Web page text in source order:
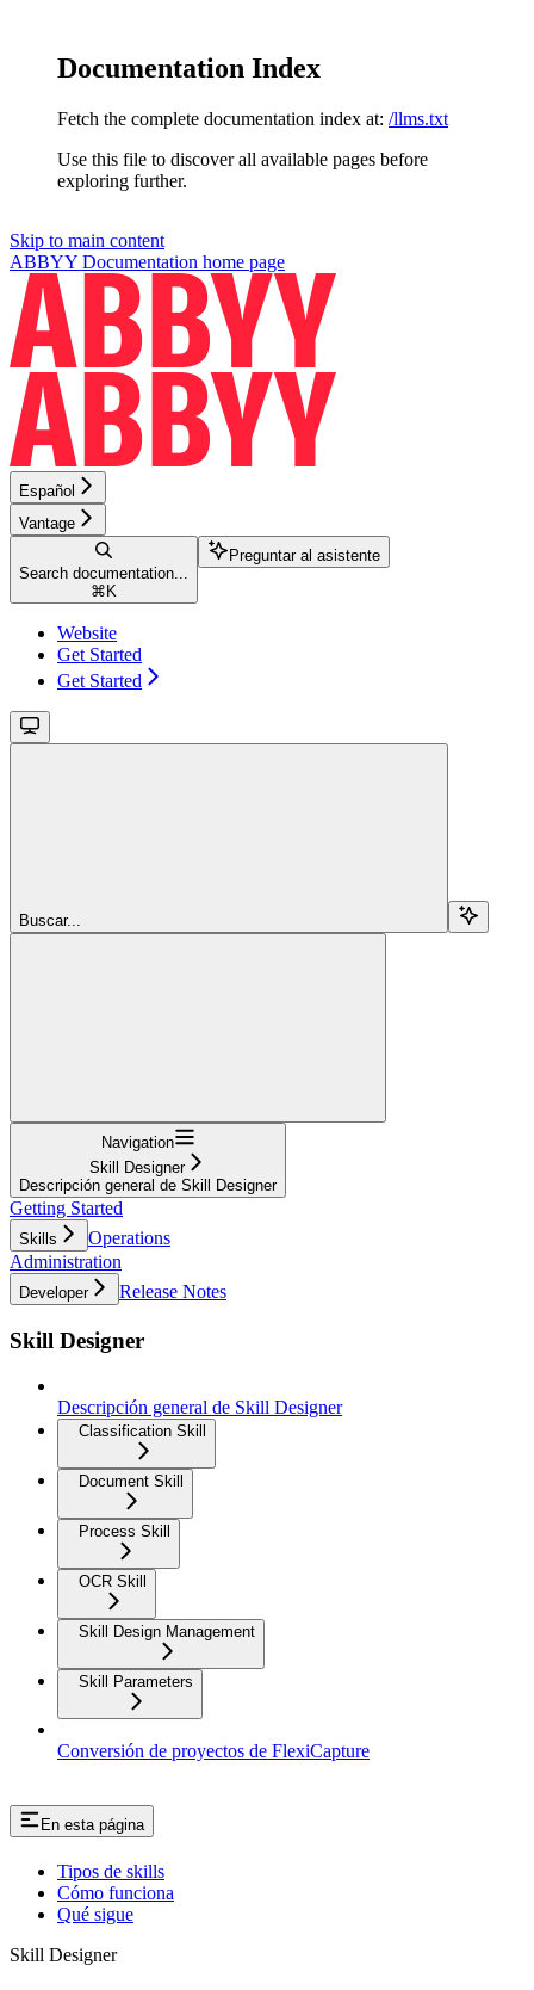
Documentation Index
Fetch the complete documentation index at: /llms.txt
Use this file to discover all available pages before
exploring further.
Skip to main content
ABBYY Documentation home page
Español
Vantage
Search documentation...
⌘ K
Preguntar al asistente
Website
Get Started
Get Started
Buscar...
Navigation
Skill Designer
Descripción general de Skill Designer
Getting Started
Skills
Operations
Administration
Developer Release Notes
Skill Designer
Descripción general de Skill Designer
Classification Skill
Document Skill
Process Skill
OCR Skill
Skill Design Management
Skill Parameters
Conversión de proyectos de FlexiCapture
En esta página
Tipos de skills
Cómo funciona
Qué sigue
Skill Designer